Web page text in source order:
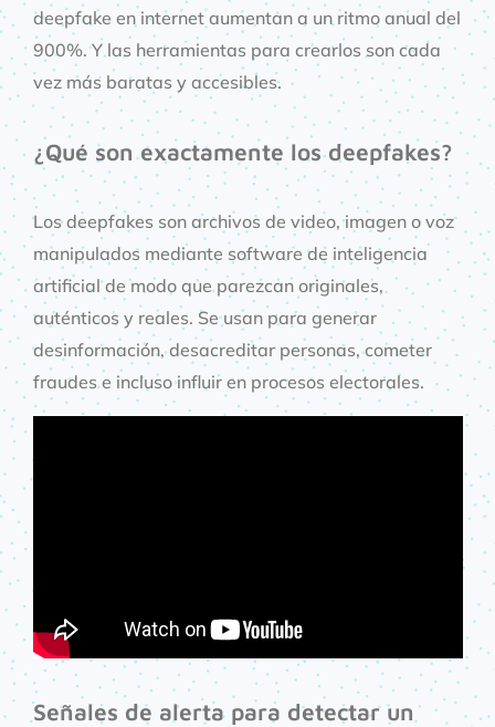
deepfake en internet aumentan a un ritmo anual del
900%. Y las herramientas para crearlos son cada
vez más baratas y accesibles.
¿Qué son exactamente los deepfakes?
Los deepfakes son archivos de video, imagen o voz
manipulados mediante software de inteligencia
artificial de modo que parezcan originales,
auténticos y reales. Se usan para generar
desinformación, desacreditar personas, cometer
fraudes e incluso influir en procesos electorales.
Señales de alerta para detectar un